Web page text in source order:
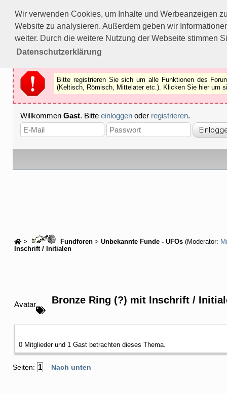
Wir verwenden Cookies, um Inhalte und Werbeanzeigen
Website zu analysieren. Außerdem geben wir
weiter. Durch die weitere Nutzung der Webseite stimmen
Datenschutzerklärung
Bitte registrieren Sie sich um alle Funktionen des Forums
Als Gast können Sie z.B.keine Bilderbetrachten.
Registrieren
Schliessen
Bitte registrieren Sie sich um alle Funktionen des
(Keltisch, Römisch, Mittelater etc.). Klicken Sie hier um
Willkommen Gast. Bitte einloggen oder registrieren.
> Fundforen > Unbekannte Funde - UFOs (Moderator:
Inschrift / Initialen
Avatar Bronze Ring (?) mit Inschrift /
0 Mitglieder und 1 Gast betrachten dieses Thema.
Seiten: 1 Nach unten